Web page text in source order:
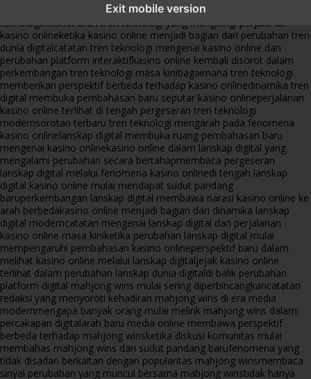
Exit mobile version
kasino online muncul seiring pergeseran tren platform
teknologimelihat arah tren teknologi yang mengiringi perjalanan
kasino onlineketika kasino online menjadi bagian dari perubahan tren
dunia digitalcatatan tren teknologi mengenai kasino online dan
perubahan platform interaktifkasino online kembali disorot dalam
perkembangan tren teknologi masa kinibagaimana tren teknologi
memberikan perspektif berbeda terhadap kasino onlinedinamika tren
digital membuka pembahasan baru seputar kasino onlineperjalanan
kasino online terlihat di tengah pergeseran tren teknologi
modernsorotan terbaru tren teknologi mengarah pada fenomena
kasino onlinelanskap digital membuka ruang pembahasan baru
mengenai kasino onlinekasino online dalam lanskap digital yang
mengalami perubahan secara bertahapmembaca pergeseran
lanskap digital melalui fenomena kasino onlinedi tengah lanskap
digital kasino online mulai mendapat sudut pandang
baruperkembangan lanskap digital membawa narasi kasino online ke
arah berbedakasino online menjadi bagian dari dinamika lanskap
digital moderncatatan mengenai lanskap digital dan perjalanan
kasino online masa kiniketika perubahan lanskap digital mulai
mempengaruhi pembahasan kasino onlineperspektif baru dalam
melihat kasino online melalui lanskap digitaljejak kasino online
terlihat dalam perubahan lanskap dunia digitaldi balik perubahan
platform digital mahjong wins mulai sering diperbincangkancatatan
redaksi yang menyoroti kehadiran mahjong wins di era media
modernmengapa banyak orang mulai melirik mahjong wins dalam
percakapan digitalarah baru media online membawa perspektif
berbeda terhadap mahjong winsketika diskusi komunitas mulai
membahas mahjong wins dari sudut pandang barufenomena yang
tidak disadari berkaitan dengan popularitas mahjong winsmembaca
sinyal perubahan yang muncul bersama mahjong winstidak hanya